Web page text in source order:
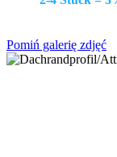
Pomiń galerię zdjęć